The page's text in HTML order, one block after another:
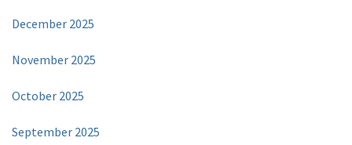
December 2025
November 2025
October 2025
September 2025